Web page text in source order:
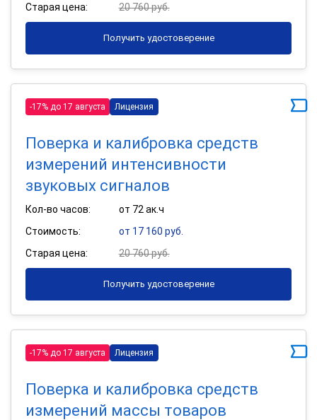
Старая цена: 20 760 руб.
Получить удостоверение
-17% до 17 августа Лицензия
Поверка и калибровка средств
измерений интенсивности
звуковых сигналов
Кол-во часов:
от 72 ак.ч
Стоимость:
от 17 160 руб.
Старая цена:
20 760 руб.
Получить удостоверение
-17% до 17 августа Лицензия
Поверка и калибровка средств
измерений массы товаров